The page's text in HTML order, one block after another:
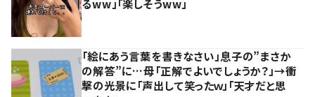
るww」「楽しそうww」
「絵にあう言葉を書きなさい」息子の”まさか
の解答”に…母「正解でよいでしょうか？」→衝
撃の光景に「声出して笑ったｗ」「天才だと思